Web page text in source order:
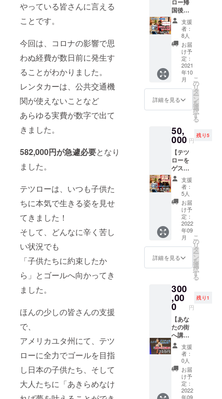
やっている皆さんに言える
ことです。
今回は、コロナの影響で思
わぬ経費が数日前に発生す
ることがわかりました。
レンタカーは、公共交通機
関が使えないことなど
あらゆる実費が数字で出て
きました。
582,000円が急遽必要となり
ました。
テツローは、いつも子供た
ちに本気で生きる姿を見せ
てきました！
そして、どんなに辛く苦し
い状況でも
「子供たちに約束したか
ら」とゴールへ向かってき
ました。
ほんの少しの皆さんの支援
で、
アメリカユタ州にて、テツ
ローに全力でゴールを目指
し日本の子供たち、そして
大人たちに「あきらめなけ
ナダ） ６０
2017ロッテ
ルダム（オ
ランダ）４
2018ゴール
ドコースト
(オーストラ
リア) １９
位
ンピオン
2007年・
2009年・
2017年（エ
イジ）
４年連続日
本ランキン
グチャンピ
オン2005～
2008年（エ
イジ総合）
日本トライ
日本エイジ
別選手権天
草大会（長
嶋茂雄杯）7
回獲得
宮城国際ト
ライアスロ
ン仙台ベイ
大会 ６連
覇（３．１
い。 備
考欄に
サイズ
を記入
お願い
しま
す。 注
意）無
記入の
場合はL
サイズ
りしま
すの
ださ
い。
支援く
ださっ
たあな
たへテ
ツロー
からお
礼の
メッ
セージ
動画を
お送り
しま
くだ
さった
あなた
へテツ
ローか
らお礼
のメッ
セージ
動画を
お送り
しま
す。
ジョー
ジ ※初
開催 大
会日程
2021年
9月17日
~18日。
より帰
国後、
地元広
島県に
て報告
会を開
時、場
所は個
知らせ
をさせ
ていた
だきま
す。
2021年
10月開
催予
定。 ※
当日参
加がで
きない
方がい
らっ
ンライ
ン配信
にて報
ご参加
いただ
けま
す。
ロー帰
国後、
オンラ
イン報
告会に
参加で
きる権
利】
2021世
界選手
権(ワー
ルド
チャン
ピオン
市は、
アメリ
カ合衆
国 ユタ
州 セン
ト
ジョー
ジ ※初
開催 大
会日程
2021年
9月17日
~18日。
より帰
国後、
オンラ
イン
を開催
いたし
ます。
日時は
個別で
お知ら
せをさ
せてい
ただき
ます。
2021年
10月開
催予
定。 ※
支援
者：
8人
お届
け予
定：
2021
年10
月
詳細を見る
こ
の
リ
タ
ー
ン
を
選
択
す
る
50,
000 円
残り5
【テツ
ローを
ゲスト
に呼べ
る権利 -
オンラ
イン
（zoom
）-（出
演時間
分）】
2021世
界選手
チャン
ピオン
シップ)
開催都
市は、
アメリ
カ合衆
国 ユタ
州 セン
ジョー
ジ ※初
開催 大
会日程
支援
者：
5人
お届
け予
定：
2022
年09
月
詳細を見る
こ
の
リ
タ
ー
ン
を
選
択
す
る
300
,00
0 円
残り1
【あな
たの街
へ講演
会主催
権利】
会場
での講
演会開
催権利
となり
支援
者：
0人
お届
け予
定：
2022
年09